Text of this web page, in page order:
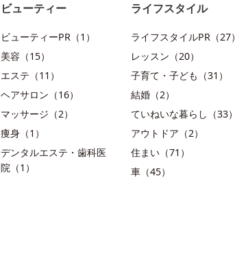
ビューティー
ビューティーPR（1）
美容（15）
エステ（11）
ヘアサロン（16）
マッサージ（2）
痩身（1）
デンタルエステ・歯科医
院（1）
ライフスタイル
ライフスタイルPR（27）
レッスン（20）
子育て・子ども（31）
結婚（2）
ていねいな暮らし（33）
アウトドア（2）
住まい（71）
車（45）